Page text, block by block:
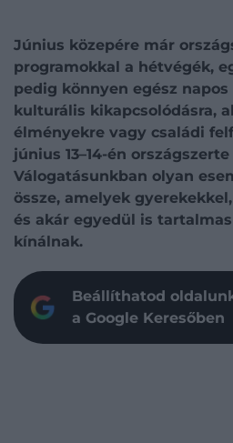
Június közepére már
programokkal a hétvégék,
pedig könnyen egész
kulturális kikapcsolódásra,
élményekre vagy családi
június 13–14-én
Válogatásunkban olyan
össze, amelyek
és akár egyedül is
kínálnak.
Beállíthatod
a Google Keresőben